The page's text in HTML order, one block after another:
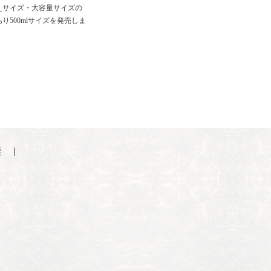
サイズ・大容量サイズの
500mlサイズを発売しま